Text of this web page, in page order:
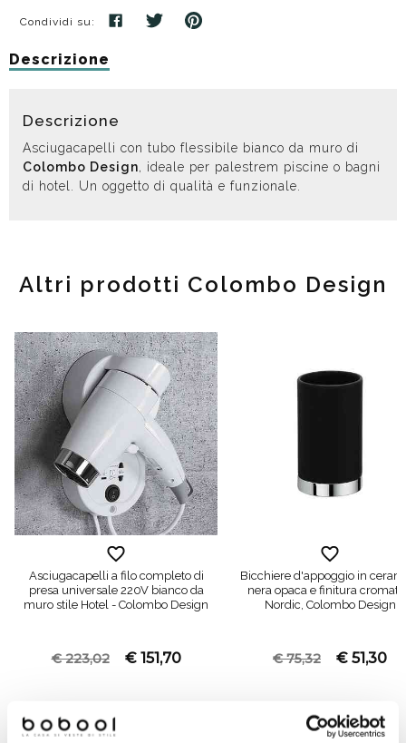
Condividi su:
Descrizione
Descrizione
Asciugacapelli con tubo flessibile bianco da muro di
Colombo Design, ideale per palestrem piscine o bagni
di hotel. Un oggetto di qualità e funzionale.
Altri prodotti Colombo Design
Asciugacapelli a filo completo di
presa universale 220V bianco da
muro stile Hotel - Colombo Design
€ 223,02 € 151,70
Bicchiere d'appoggio in
nera opaca e finitura
Nordic, Colombo Design
€ 75,32 € 51,30